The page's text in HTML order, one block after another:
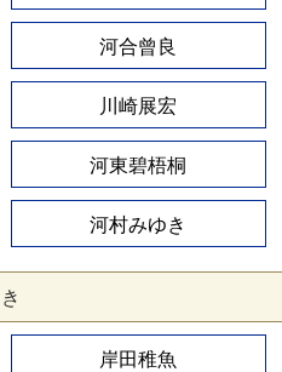
河合曾良
川崎展宏
河東碧梧桐
河村みゆき
き
岸田稚魚